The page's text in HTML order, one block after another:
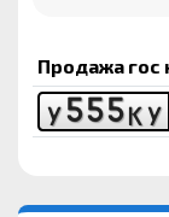
Продажа гос
У555КУ